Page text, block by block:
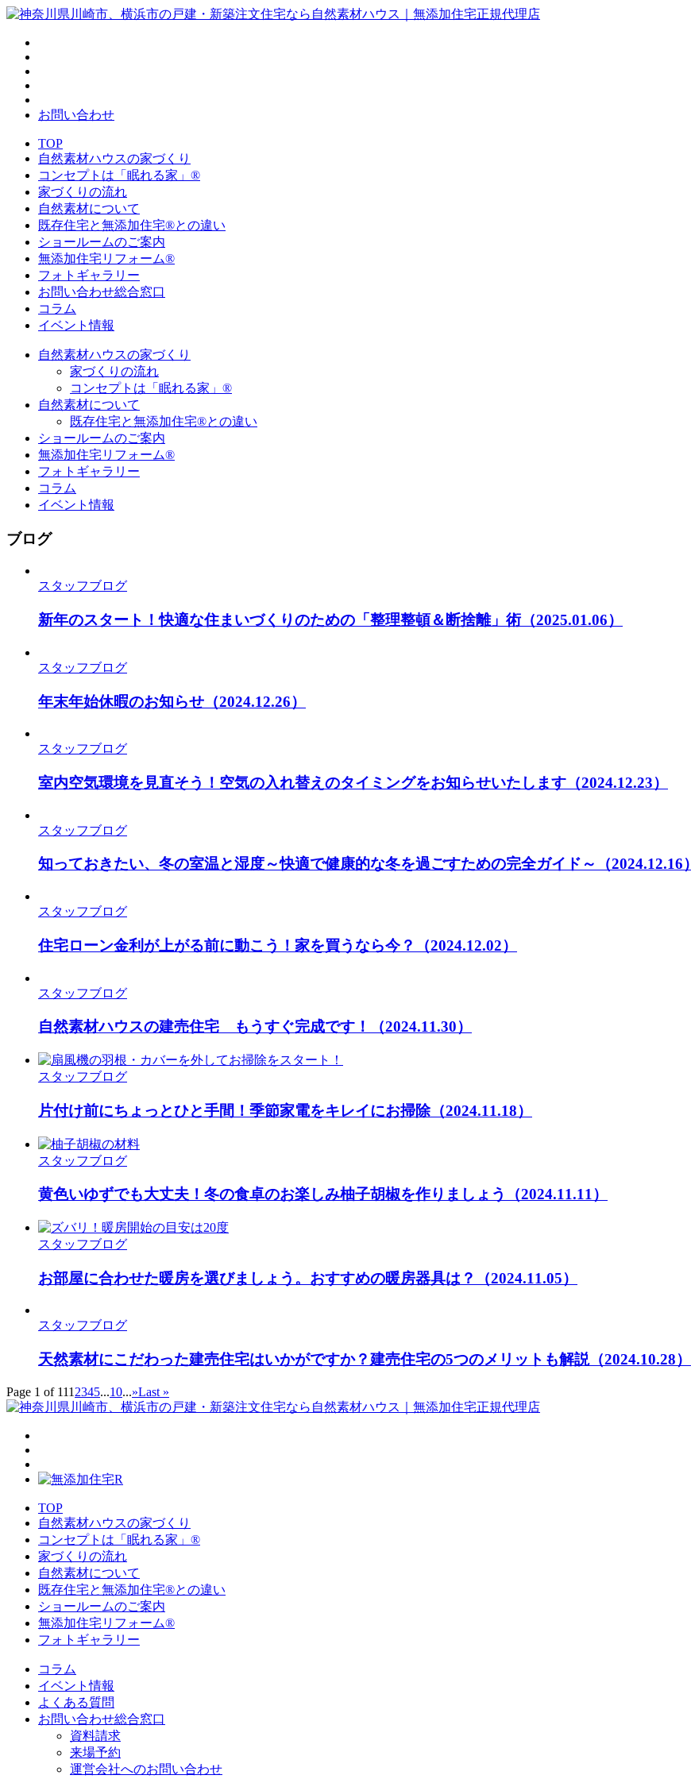
お問い合わせ
TOP
自然素材ハウスの家づくり
コンセプトは「眠れる家」®
家づくりの流れ
自然素材について
既存住宅と無添加住宅®との違い
ショールームのご案内
無添加住宅リフォーム®
フォトギャラリー
お問い合わせ総合窓口
コラム
イベント情報
自然素材ハウスの家づくり
家づくりの流れ
コンセプトは「眠れる家」®
自然素材について
既存住宅と無添加住宅®との違い
ショールームのご案内
無添加住宅リフォーム®
フォトギャラリー
コラム
イベント情報
ブログ
スタッフブログ
新年のスタート！快適な住まいづくりのための「整理整頓＆断捨離」術（2025.01.06）
スタッフブログ
年末年始休暇のお知らせ （2024.12.26）
スタッフブログ
室内空気環境を見直そう！空気の入れ替えのタイミングをお知らせいたします （2024.12.23）
スタッフブログ
知っておきたい、冬の室温と湿度～快適で健康的な冬を過ごすための完全ガイド～ （2024.12.16）
スタッフブログ
住宅ローン金利が上がる前に動こう！家を買うなら今？ （2024.12.02）
スタッフブログ
自然素材ハウスの建売住宅 もうすぐ完成です！ （2024.11.30）
スタッフブログ
片付け前にちょっとひと手間！季節家電をキレイにお掃除（2024.11.18）
スタッフブログ
黄色いゆずでも大丈夫！冬の食卓のお楽しみ柚子胡椒を作りましょう （2024.11.11）
スタッフブログ
お部屋に合わせた暖房を選びましょう。おすすめの暖房器具は？ （2024.11.05）
スタッフブログ
天然素材にこだわった建売住宅はいかがですか？建売住宅の5つのメリットも解説（2024.10.28）
Page 1 of 111 2345...10...»Last »
TOP
自然素材ハウスの家づくり
コンセプトは「眠れる家」®
家づくりの流れ
自然素材について
既存住宅と無添加住宅®との違い
ショールームのご案内
無添加住宅リフォーム®
フォトギャラリー
コラム
イベント情報
よくある質問
お問い合わせ総合窓口
資料請求
来場予約
運営会社へのお問い合わせ